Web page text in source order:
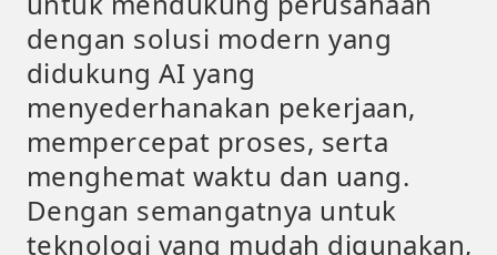
dengan solusi modern yang
didukung AI yang
menyederhanakan pekerjaan,
mempercepat proses, serta
menghemat waktu dan uang.
Dengan semangatnya untuk
teknologi yang mudah digunakan,